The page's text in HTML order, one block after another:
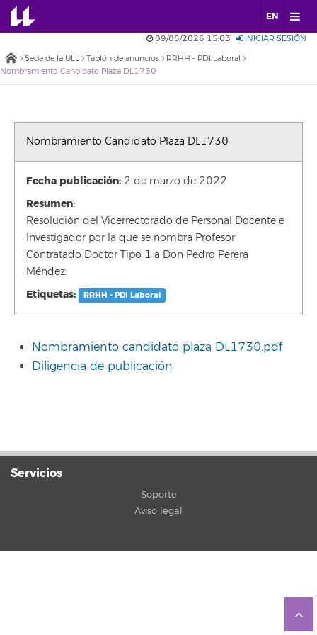
EN
09/08/2026 15:03 INICIAR SESIÓN
Sede de la ULL Tablón de anuncios
RRHH - PDI Laboral
Nombramiento Candidato Plaza DL1730
Nombramiento Candidato Plaza DL1730
Fecha publicación: 2 de marzo de 2022
Resumen:
Resolución del Vicerrectorado de Personal Docente e
Investigador por la que se nombra Profesor
Contratado Doctor Tipo 1 a Don Pedro Perera
Méndez.
Etiquetas: RRHH - PDI Laboral
Nombramiento candidato plaza DL1730.pdf
Diligencia de publicación
Servicios
Soporte
Aviso legal